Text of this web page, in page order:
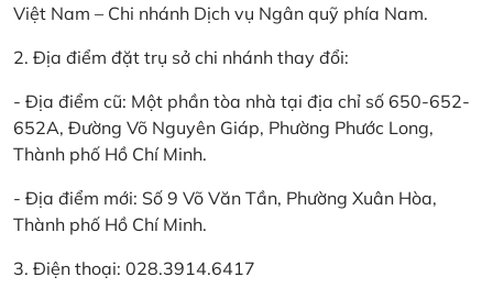
Việt Nam – Chi nhánh Dịch vụ Ngân quỹ phía Nam.
2. Địa điểm đặt trụ sở chi nhánh thay đổi:
- Địa điểm cũ: Một phần tòa nhà tại địa chỉ số 650-652-
652A, Đường Võ Nguyên Giáp, Phường Phước Long,
Thành phố Hồ Chí Minh.
- Địa điểm mới: Số 9 Võ Văn Tần, Phường Xuân Hòa,
Thành phố Hồ Chí Minh.
3. Điện thoại: 028.3914.6417